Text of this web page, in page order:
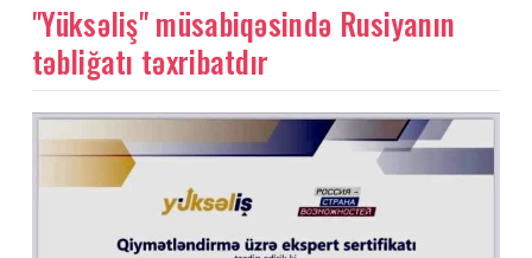
"Yüksəliş" müsabiqəsində Rusiyanın
təbliğatı təxribatdır